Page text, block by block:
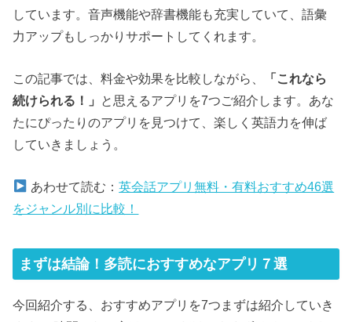
しています。音声機能や辞書機能も充実していて、語彙
力アップもしっかりサポートしてくれます。
この記事では、料金や効果を比較しながら、
「これなら
続けられる！」 と思えるアプリを7つご紹介します。あな
たにぴったりのアプリを見つけて、楽しく英語力を伸ば
していきましょう。
あわせて読む：英会話アプリ無料・有料おすすめ46選
をジャンル別に比較！
まずは結論！多読におすすめなアプリ７選
今回紹介する、おすすめアプリを7つまずは紹介していき